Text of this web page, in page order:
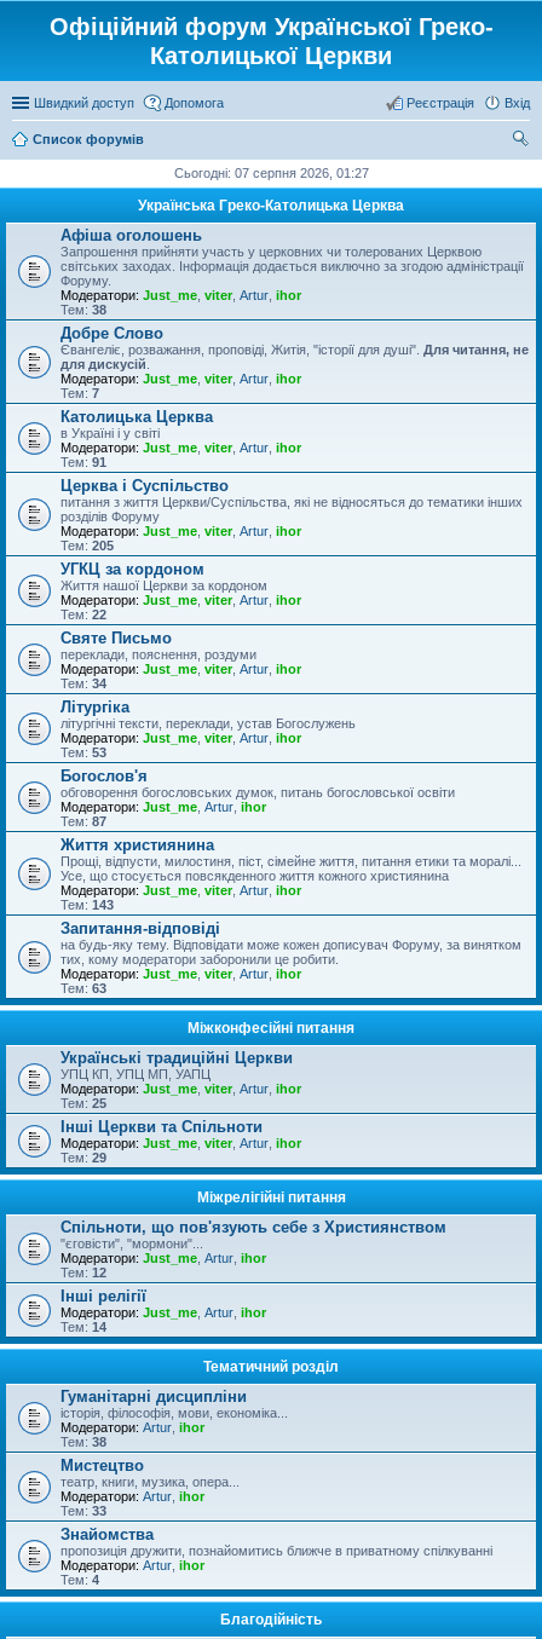
Офіційний форум Української Греко-
Католицької Церкви
Швидкий доступ Допомога Вхід
Реєстрація
Список форумів
Сьогодні: 07 серпня 2026, 01:27
Українська Греко-Католицька Церква
Афіша оголошень
Запрошення прийняти участь у церковних чи толерованих Церквою
світських заходах. Інформація додається виключно за згодою адміністрації
Форуму.
Модератори: Just_me viter, Artur ihor
Тем: 38
Добре Слово
Євангеліє, розважання, проповіді, Житія, "історії для душі". Для читання, не
для дискусій
Модератори: Just_me viter, Artur ihor
Тем: 7
Католицька Церква
в Україні і у світі
Модератори: Just_me viter, Artur ihor
Тем: 91
Церква і Суспільство
питання з життя Церкви/Суспільства, які не відносяться до тематики інших
розділів Форуму
Модератори: Just_me viter, Artur ihor
Тем: 205
УГКЦ за кордоном
Життя нашої Церкви за кордоном
Модератори: Just_me viter, Artur ihor
Тем: 22
Святе Письмо
переклади, пояснення, роздуми
Модератори: Just_me viter, Artur ihor
Тем: 34
Літургіка
літургічні тексти, переклади, устав Богослужень
Модератори: Just_me viter, Artur ihor
Тем: 53
Богослов'я
обговорення богословських думок, питань богословської освіти
Модератори: Just_me Artur ihor
Тем: 87
Життя християнина
Прощі, відпусти, милостиня, піст, сімейне життя, питання етики та моралі...
Усе, що стосується повсякденного життя кожного християнина
Модератори: Just_me viter, Artur ihor
Тем: 143
Запитання-відповіді
на будь-яку тему. Відповідати може кожен дописувач Форуму, за винятком
тих, кому модератори заборонили це робити.
Модератори: Just_me viter, Artur ihor
Тем: 63
Міжконфесійні питання
Українські традиційні Церкви
УПЦ КП, УПЦ МП, УАПЦ
Модератори: Just_me viter, Artur ihor
Тем: 25
Інші Церкви та Спільноти
Модератори: Just_me viter, Artur ihor
Тем: 29
Міжрелігійні питання
Спільноти, що пов'язують себе з Християнством
"єговісти", "мормони"...
Модератори: Just_me Artur ihor
Тем: 12
Інші релігії
Модератори: Just_me Artur ihor
Тем: 14
Тематичний розділ
Гуманітарні дисципліни
історія, філософія, мови, економіка...
Модератори: Artur ihor
Тем: 38
Мистецтво
театр, книги, музика, опера...
Модератори: Artur ihor
Тем: 33
Знайомства
пропозиція дружити, познайомитись ближче в приватному спілкуванні
Модератори: Artur ihor
Тем: 4
Благодійність